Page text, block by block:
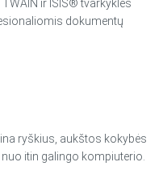
ir ISIS® tvarkyklės
dokumentų
ryškius, aukštos kokybės
itin galingo kompiuterio.